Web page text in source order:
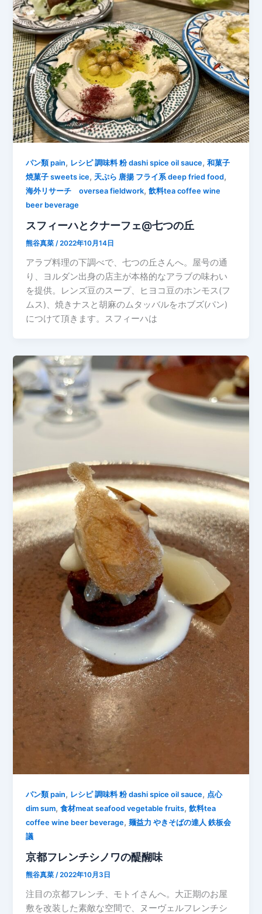
パン類 pain, レシピ 調味料 粉 dashi spice oil sauce,和菓子
焼菓子 sweets ice, 天ぷら 唐揚 フライ系 deep fried food,
海外リサーチ oversea fieldwork,飲料tea coffee wine
beer beverage
スフィーハとクナーフェ@七つの丘
熊谷真菜 /2022年10月14日
アラブ料理の下調べで、七つの丘さんへ。屋号の通
り、ヨルダン出身の店主が本格的なアラブの味わい
を提供。レンズ豆のスープ、ヒヨコ豆のホンモス(フ
ムス)、焼きナスと胡麻のムタッバルをホブズ(パン)
につけて頂きます。スフィーハは
パン類 pain, レシピ 調味料 粉 dashi spice oil sauce, 点心
dim sum,食材meat seafood vegetable fruits,飲料tea
coffee wine beer beverage,麺益力 やきそばの達人 鉄板会
議
京都フレンチシノワの醍醐味
熊谷真菜 /2022年10月3日
注目の京都フレンチ、モトイさんへ。大正期のお屋
敷を改装した素敵な空間で、ヌーヴェルフレンチシ